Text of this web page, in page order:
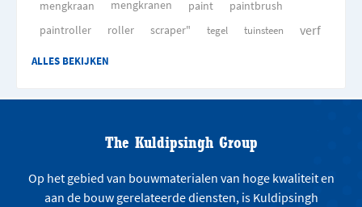
mengkraan
mengkranen paint
paintbrush
paintroller
roller scraper" tegel tuinsteen verf
ALLES BEKIJKEN
The Kuldipsingh Group
Op het gebied van bouwmaterialen van hoge kwaliteit en
aan de bouw gerelateerde diensten, is Kuldipsingh